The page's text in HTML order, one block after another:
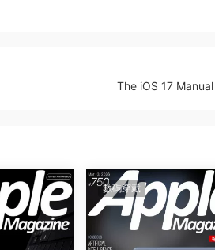
The iOS 17
數碼穿戴